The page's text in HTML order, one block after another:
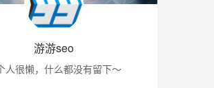
游游seo
人很懒，什么都没有留下～